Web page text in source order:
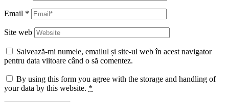
Email *
Site web
Salvează-mi numele, emailul și site-ul web în acest navigator
pentru data viitoare când o să comentez.
By using this form you agree with the storage and handling of
your data by this website. *